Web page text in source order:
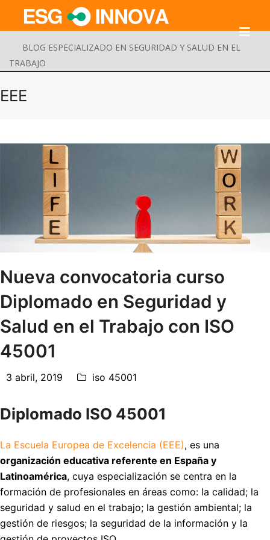
BLOG ESPECIALIZADO EN SEGURIDAD Y SALUD EN EL
TRABAJO
Buscar Enviar
EEE
Nueva convocatoria curso
Diplomado en Seguridad y
Salud en el Trabajo con ISO
45001
3 abril, 2019 iso 45001
Diplomado ISO 45001
La Escuela Europea de Excelencia (EEE), es una
organización educativa referente en España y
Latinoamérica, cuya especialización se centra en la
formación de profesionales en áreas como: la calidad; la
seguridad y salud en el trabajo; la gestión ambiental; la
gestión de riesgos; la seguridad de la información y la